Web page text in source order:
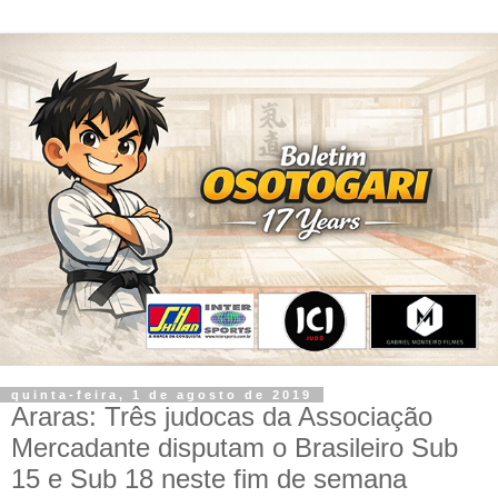
quinta-feira, 1 de agosto de 2019
Araras: Três judocas da Associação
Mercadante disputam o Brasileiro Sub
15 e Sub 18 neste fim de semana